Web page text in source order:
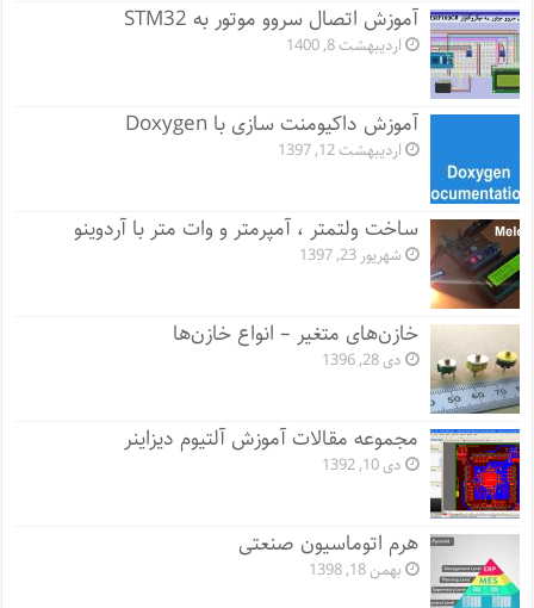
آموزش اتصال سروو موتور به STM32
اردیبهشت 8, 1400
آموزش داکیومنت سازی با Doxygen
اردیبهشت 12, 1397
ساخت ولتمتر ، آمپرمتر و وات متر با آردوینو
شهریور 23, 1397
خازن‌های متغیر – انواع خازن‌ها
دی 28, 1396
مجموعه مقالات آموزش آلتیوم دیزاینر
دی 10, 1392
هرم اتوماسیون صنعتی
بهمن 18, 1398